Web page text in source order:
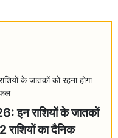
इन राशियों के जातकों
राशियों का दैनिक